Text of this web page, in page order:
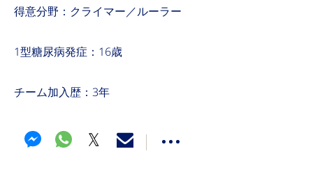
得意分野：クライマー／ルーラー
1型糖尿病発症：16歳
チーム加入歴：3年